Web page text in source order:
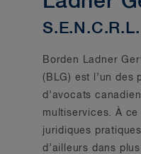
Borden Ladner
(BLG) est l’un des
d’avocats
multiservices. À
juridiques
d’ailleurs dans